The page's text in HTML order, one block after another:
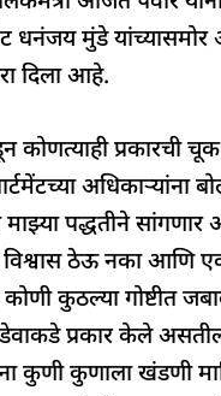
धनंजय मुंडे यांच्यासमोर
दिला आहे.
प्रकारची चूक
अधिकाऱ्यांना
माझ्या पद्धतीने सांगणार
ठेऊ नका आणि एक
कुठल्या गोष्टीत
प्रकार केले
कुणी कुणाला खंडणी